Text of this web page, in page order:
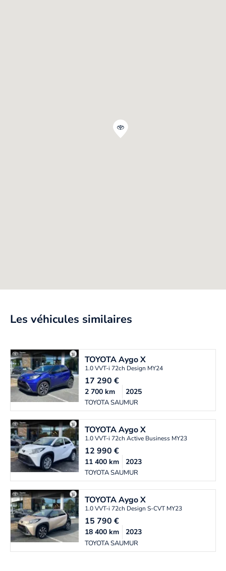
Les véhicules similaires
TOYOTAAygo X
1.0 VVT-i 72ch Design MY24
17 290€
TOYOTA SAUMUR
2 700km 2025
TOYOTAAygo X
1.0 VVT-i 72ch Active Business MY23
12 990€
TOYOTA SAUMUR
11 400km 2023
TOYOTAAygo X
1.0 VVT-i 72ch Design S-CVT MY23
15 790€
TOYOTA SAUMUR
18 400km 2023